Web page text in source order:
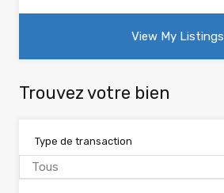
View My Listings
Trouvez votre bien
Type de transaction
Tous